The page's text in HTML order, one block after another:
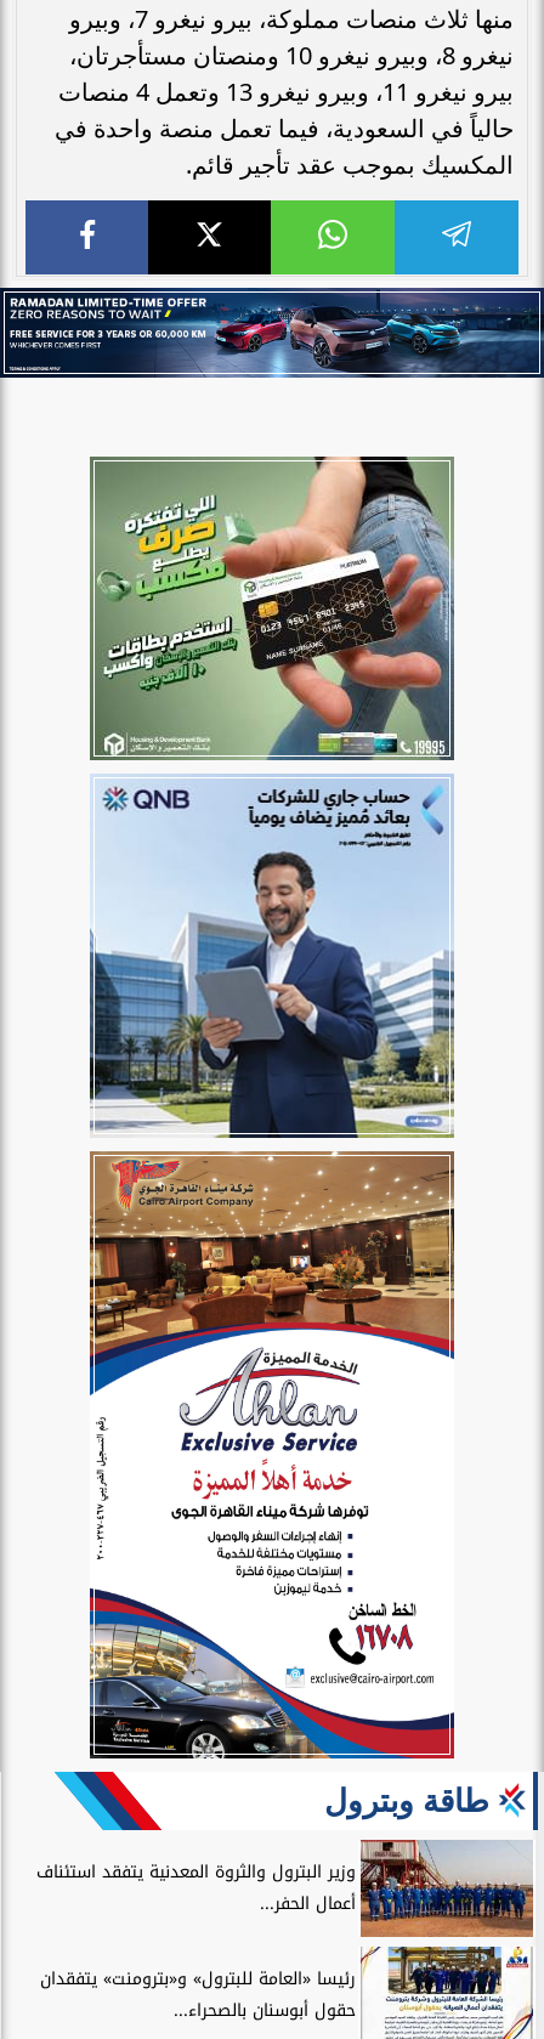
منها ثلاث منصات مملوكة، بيرو نيغرو 7، وبيرو
نيغرو 8، وبيرو نيغرو 10 ومنصتان مستأجرتان،
بيرو نيغرو 11، وبيرو نيغرو 13 وتعمل 4 منصات
حالياً في السعودية، فيما تعمل منصة واحدة في
المكسيك بموجب عقد تأجير قائم.
طاقة وبترول
وزير البترول والثروة المعدنية يتفقد استئناف
أعمال الحفر...
رئيسا «العامة للبترول» و«بترومنت» يتفقدان
حقول أبوسنان بالصحراء...